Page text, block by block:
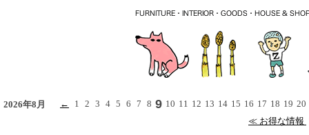
2026年8月 ← 1 2 3 4 5 6 7 8 9 10 11 12 13 14 15 16 17 18 19 20
≪ お得な情報